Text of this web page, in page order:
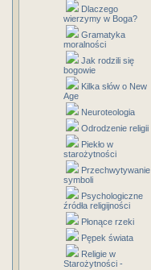
Dlaczego
wierzymy w Boga?
Gramatyka
moralności
Jak rodzili się
bogowie
Kilka słów o New
Age
Neuroteologia
Odrodzenie religii
Piekło w
starożytności
Przechwytywanie
symboli
Psychologiczne
źródła religijności
Płonące rzeki
Pępek świata
Religie w
Starożytności -